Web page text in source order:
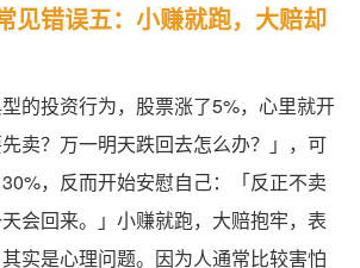
见错误五：小赚就跑，大赔却
的投资行为，股票涨了5%，心里就开
卖？万一明天跌回去怎么办？」，可
，反而开始安慰自己：「反正不卖
会回来。」小赚就跑，大赔抱牢，表
实是心理问题。因为人通常比较害怕